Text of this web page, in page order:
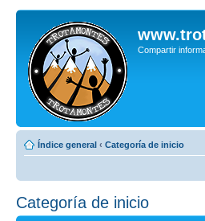
Compartir
Índice general ‹ Categoría de inicio
Categoría de inicio